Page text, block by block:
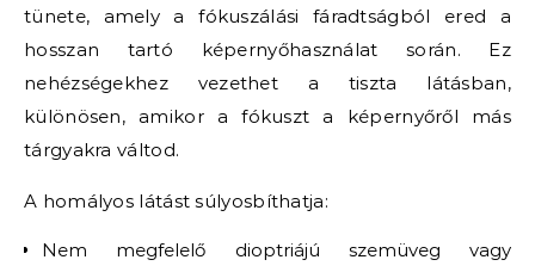
tünete, amely a fókuszálási fáradtságból ered a
hosszan tartó képernyőhasználat során. Ez
nehézségekhez vezethet a tiszta látásban,
különösen, amikor a fókuszt a képernyőről más
tárgyakra váltod.
A homályos látást súlyosbíthatja:
Nem megfelelő dioptriájú szemüveg vagy